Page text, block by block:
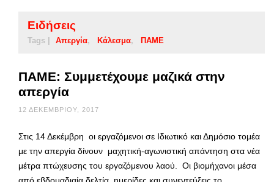
Ειδήσεις
Tags | Απεργία Κάλεσμα ΠΑΜΕ
ΠΑΜΕ: Συμμετέχουμε μαζικά στην
απεργία
12 ΔΕΚΕΜΒΡΊΟΥ, 2017
Στις 14 Δεκέμβρη οι εργαζόμενοι σε Ιδιωτικό και Δημόσιο τομέα
με την απεργία δίνουν μαχητική-αγωνιστική απάντηση στα νέα
μέτρα πτώχευσης του εργαζόμενου λαού. Οι βιομήχανοι μέσα